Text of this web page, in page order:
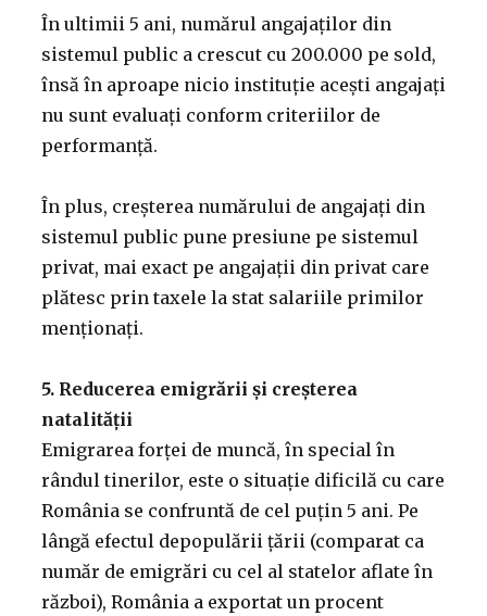
În ultimii 5 ani, numărul angajaților din
sistemul public a crescut cu 200.000 pe sold,
însă în aproape nicio instituție acești angajați
nu sunt evaluați conform criteriilor de
performanță.
În plus, creșterea numărului de angajați din
sistemul public pune presiune pe sistemul
privat, mai exact pe angajații din privat care
plătesc prin taxele la stat salariile primilor
menționați.
5. Reducerea emigrării și creșterea
natalității
Emigrarea forței de muncă, în special în
rândul tinerilor, este o situație dificilă cu care
România se confruntă de cel puțin 5 ani. Pe
lângă efectul depopulării țării (comparat ca
număr de emigrări cu cel al statelor aflate în
război), România a exportat un procent